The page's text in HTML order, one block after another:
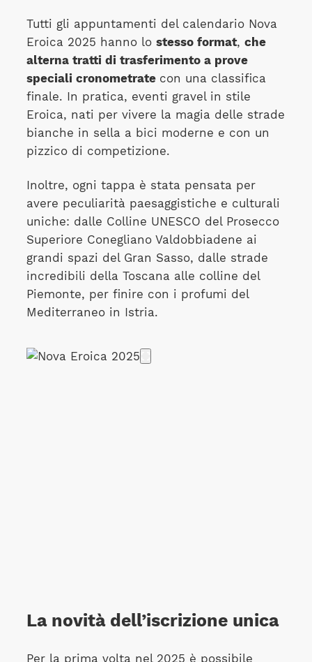
Tutti gli appuntamenti del calendario Nova
Eroica 2025 hanno lo stesso format, che
alterna tratti di trasferimento a prove
speciali cronometrate con una classifica
finale. In pratica, eventi gravel in stile
Eroica, nati per vivere la magia delle strade
bianche in sella a bici moderne e con un
pizzico di competizione.
Inoltre, ogni tappa è stata pensata per
avere peculiarità paesaggistiche e culturali
uniche: dalle Colline UNESCO del Prosecco
Superiore Conegliano Valdobbiadene ai
grandi spazi del Gran Sasso, dalle strade
incredibili della Toscana alle colline del
Piemonte, per finire con i profumi del
Mediterraneo in Istria.
La novità dell’iscrizione unica
Per la prima volta nel 2025 è possibile